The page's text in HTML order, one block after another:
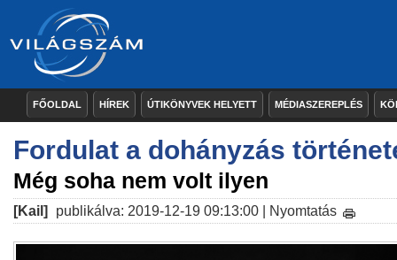
FŐOLDAL HÍREK ÚTIKÖNYVEK HELYETT MÉDIASZEREPLÉS
Fordulat a dohányzás
Még soha nem volt ilyen
[Kail] publikálva: 2019-12-19 09:13:00 | Nyomtatás